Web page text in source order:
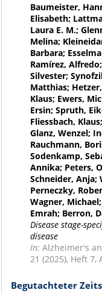
Baumeister,
Elisabeth;
Laura E. M.;
Melina;
Barbara;
Ramírez,
Silvester;
Matthias;
Klaus; Ewers,
Ersin; Spruth,
Fliessbach,
Glanz, Wenzel;
Rauchmann,
Sodenkamp,
Annika; Peters,
Schneider, Anja;
Perneczky,
Wagner,
Emrah; Berron,
Disease stage-
disease
In: Alzheimer's
21 (2025), Heft 7,
Begutachteter